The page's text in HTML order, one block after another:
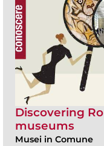
Discovering
museums
Musei in Comune